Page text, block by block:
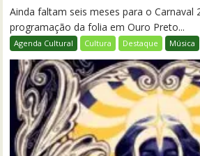
Ainda faltam seis meses para o Carnaval
programação da folia em Ouro Preto...
Agenda Cultural Cultura Destaque Música